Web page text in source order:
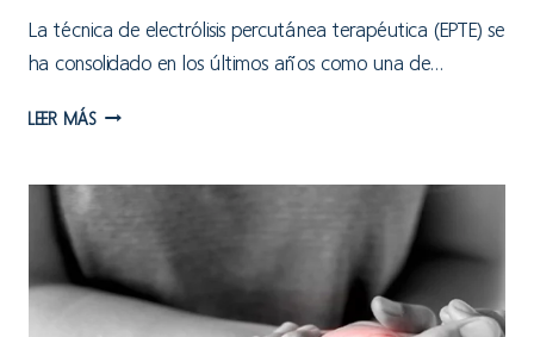
La técnica de electrólisis percutánea terapéutica (EPTE) se
ha consolidado en los últimos años como una de…
LEER MÁSELECTRÓLISIS